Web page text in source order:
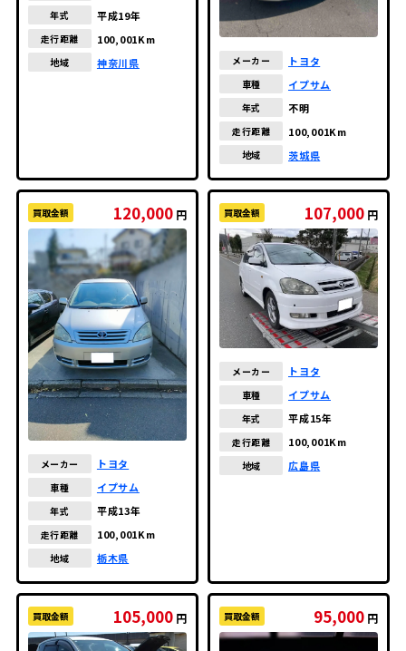
年式 平成19年
走行距離 100,001Km
地域 神奈川県 メーカー トヨタ
車種 イプサム
年式 不明
走行距離 100,001Km
地域 茨城県
買取金額 120,000 円
メーカー トヨタ
車種 イプサム
年式 平成13年
走行距離 100,001Km
地域 栃木県
買取金額 107,000 円
メーカー トヨタ
車種 イプサム
年式 平成15年
走行距離 100,001Km
地域 広島県
買取金額 105,000 円 買取金額 95,000 円